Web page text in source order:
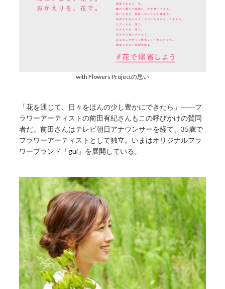
with Flowers Projectの思い
「花を通じて、日々をほんの少し豊かにできたら」――フ
ラワーアーティストの前田有紀さんもこの呼びかけの賛同
者だ。前田さんはテレビ朝日アナウンサーを経て、35歳で
フラワーアーティストとして独立。いまはオリジナルフラ
ワーブランド「gui」を展開している。